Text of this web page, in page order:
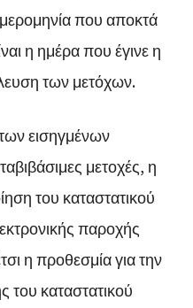
που αποκτά
η ημέρα που έγινε η
των μετόχων.
εισηγμένων
μετοχές, η
του καταστατικού
παροχής
η προθεσμία για την
του καταστατικού